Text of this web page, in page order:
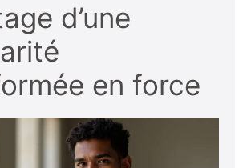
d’une
en force